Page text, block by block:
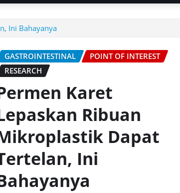
Ini Bahayanya
GASTROINTESTINAL
POINT OF INTEREST
RESEARCH
Karet
Ribuan
Dapat
Ini